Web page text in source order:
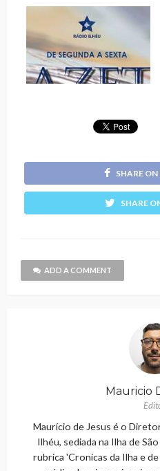
SHARE
SHARE
ADD A COMMENT
Mauricio
Maurício de Jesus é o
Ilhéu, sediada na Ilha de
rubrica 'Cronicas da Ilha e